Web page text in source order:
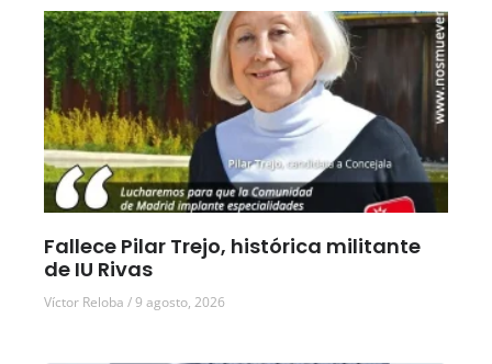
Fallece Pilar Trejo, histórica militante
de IU Rivas
Víctor Reloba 9 agosto, 2026